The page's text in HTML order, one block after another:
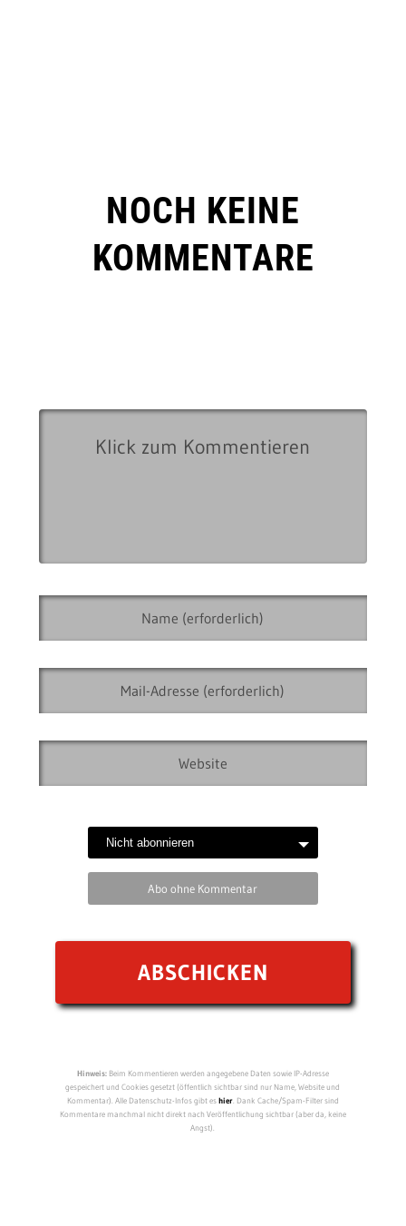
NOCH KEINE
KOMMENTARE
Abo ohne Kommentar
Hinweis:Beim Kommentieren werden angegebene Daten sowie IP-Adresse
gespeichert und Cookies gesetzt (öffentlich sichtbar sind nur Name, Website und
Kommentar). Alle Datenschutz-Infos gibt eshier. Dank Cache/Spam-Filter sind
Kommentare manchmal nicht direkt nach Veröffentlichung sichtbar (aber da, keine
Angst).